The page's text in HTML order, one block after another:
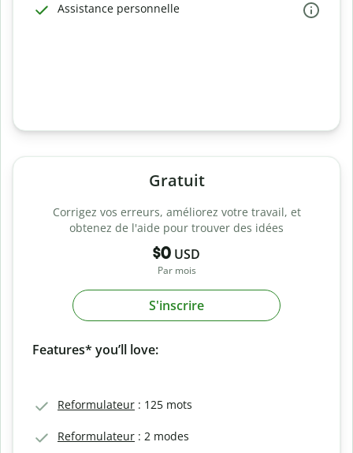
Assistance personnelle
Gratuit
Corrigez vos erreurs, améliorez votre travail, et
obtenez de l'aide pour trouver des idées
$0 USD
Par mois
S'inscrire
Features* you’ll love:
Reformulateur : 125 mots
Reformulateur : 2 modes